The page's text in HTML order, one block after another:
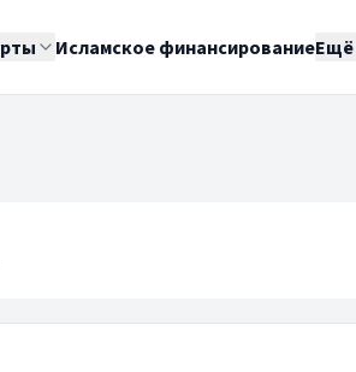
Исламское финансированиеЕщё